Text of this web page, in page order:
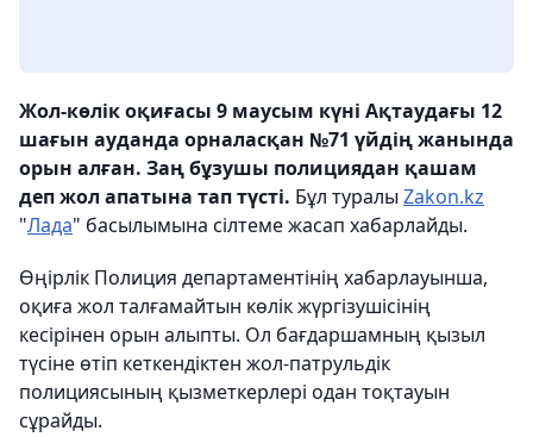
Жол-көлік оқиғасы 9 маусым күні Ақтаудағы 12
шағын ауданда орналасқан №71 үйдің жанында
орын алған. Заң бұзушы полициядан қашам
деп жол апатына тап түсті. Бұл туралы Zakon.kz
"Лада" басылымына сілтеме жасап хабарлайды.
Өңірлік Полиция департаментінің хабарлауынша,
оқиға жол талғамайтын көлік жүргізушісінің
кесірінен орын алыпты. Ол бағдаршамның қызыл
түсіне өтіп кеткендіктен жол-патрульдік
полициясының қызметкерлері одан тоқтауын
сұрайды.